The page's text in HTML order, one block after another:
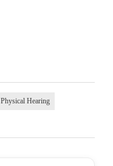
Physical Hearing